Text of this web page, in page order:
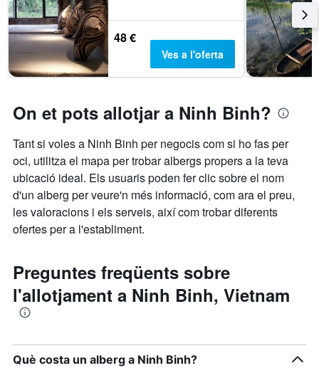
48 €
Ves a l'oferta
On et pots allotjar a Ninh Binh?
Tant si voles a Ninh Binh per negocis com si ho fas per
oci, utilitza el mapa per trobar albergs propers a la teva
ubicació ideal. Els usuaris poden fer clic sobre el nom
d'un alberg per veure'n més informació, com ara el preu,
les valoracions i els serveis, així com trobar diferents
ofertes per a l'establiment.
Preguntes freqüents sobre
l'allotjament a Ninh Binh, Vietnam
Què costa un alberg a Ninh Binh?